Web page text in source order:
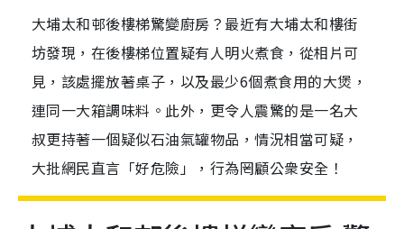
大埔太和邨後樓梯驚變廚房？最近有大埔太和樓街
坊發現，在後樓梯位置疑有人明火煮食，從相片可
見，該處擺放著桌子，以及最少6個煮食用的大煲，
連同一大箱調味料。此外，更令人震驚的是一名大
叔更持著一個疑似石油氣罐物品，情況相當可疑，
大批網民直言「好危險」，行為罔顧公衆安全！